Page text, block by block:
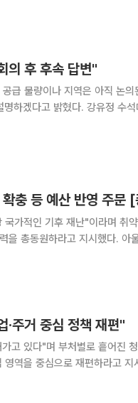
미 발표된 공급 계획의 사업 속
의 후 후속 답변"
급 물량이나 지역은 아직 논의
하겠다고 밝혔다. 강유정 수석
드릴 수 있을 것”이라고 했다.
충 등 예산 반영 주문
가적인 기후 재난"이라며 취
을 총동원하라고 지시했다. 아
와 수석보좌관회의를 잇달아
·주거 중심 정책 재편"
고 있다"며 부처별로 흩어진
역을 중심으로 재편하라고 지
마 전 청와대가 실시한 청년 대